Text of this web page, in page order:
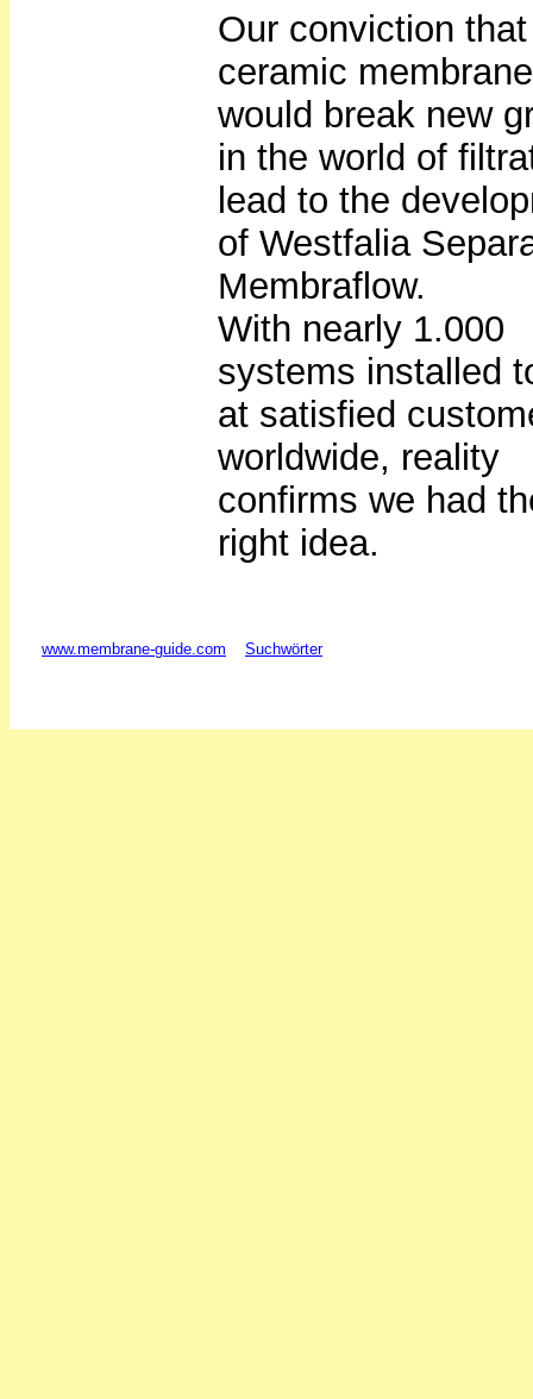
Our conviction that
ceramic
would break new
in the world of
lead to the
of Westfalia
Membraflow.
With nearly 1.000
systems installed
at satisfied
worldwide, reality
confirms we had
right idea.
www.membrane-guide.com Suchwörter